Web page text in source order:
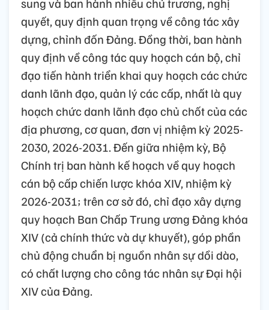
quyết, quy định quan trọng về công tác xây
dựng, chỉnh đốn Đảng. Đồng thời, ban hành
quy định về công tác quy hoạch cán bộ, chỉ
đạo tiến hành triển khai quy hoạch các chức
danh lãnh đạo, quản lý các cấp, nhất là quy
hoạch chức danh lãnh đạo chủ chốt của các
địa phương, cơ quan, đơn vị nhiệm kỳ 2025-
2030, 2026-2031. Đến giữa nhiệm kỳ, Bộ
Chính trị ban hành kế hoạch về quy hoạch
cán bộ cấp chiến lược khóa XIV, nhiệm kỳ
2026-2031; trên cơ sở đó, chỉ đạo xây dựng
quy hoạch Ban Chấp Trung ương Đảng khóa
XIV (cả chính thức và dự khuyết), góp phần
chủ động chuẩn bị nguồn nhân sự dồi dào,
có chất lượng cho công tác nhân sự Đại hội
XIV của Đảng.